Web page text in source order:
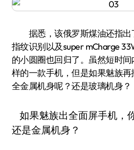
据悉，该俄罗斯煤油还指出
指纹识别以及super mCharge
的小圆圈也回归了。虽然短时
样的一款手机，但是如果魅族
全金属机身呢？还是玻璃机身？
如果魅族出全面屏手机，
还是金属机身？